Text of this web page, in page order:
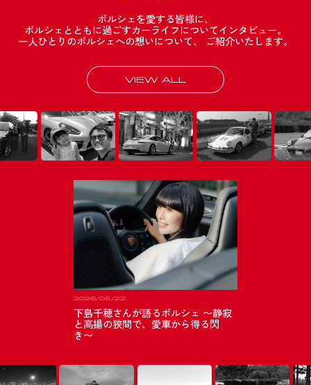
ポルシェを愛する皆様に、
ポルシェとともに過ごすカーライフについてインタビュー。
一人ひとりのポルシェへの想いについて、 ご紹介いたします。
VIEW ALL
2026/05/22
下島千穂さんが語るポルシェ 〜静寂
と高揚の狭間で、愛車から得る閃
き〜